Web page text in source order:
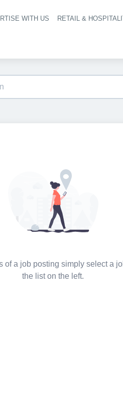
Header navigation
WITH US RETAIL &
of a job posting simply select a
the list on the left.